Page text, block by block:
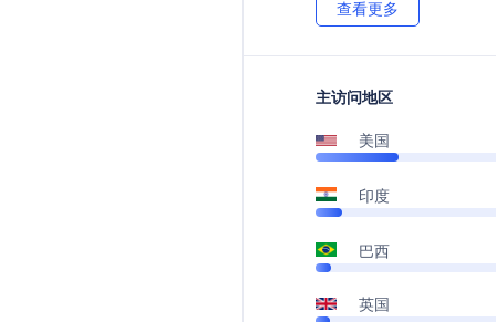
查看更多
主访问地区
美国
印度
巴西
英国